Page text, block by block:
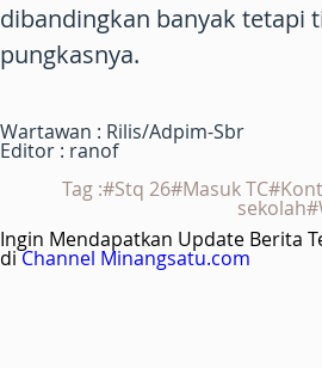
dibandingkan banyak tetapi
pungkasnya.
Wartawan : Rilis/Adpim-Sbr
Editor : ranof
Tag :#Stq 26#Masuk
Ingin Mendapatkan Update Berita
diChannel Minangsatu.com